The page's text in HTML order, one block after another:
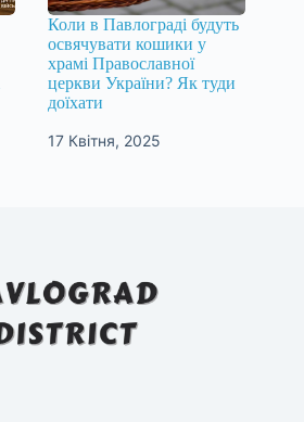
Коли в Павлограді будуть
освячувати кошики у
храмі Православної
церкви України? Як туди
доїхати
17 Квітня, 2025